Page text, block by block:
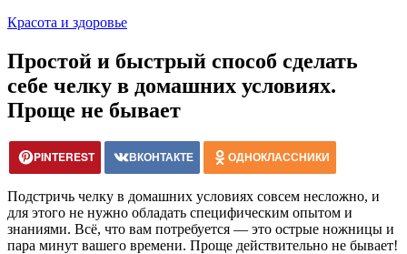
Красота и здоровье
Простой и быстрый способ сделать
себе челку в домашних условиях.
Проще не бывает
PINTEREST ВКОНТАКТЕ ОДНОКЛАССНИКИ
Подстричь челку в домашних условиях совсем несложно, и
для этого не нужно обладать специфическим опытом и
знаниями. Всё, что вам потребуется — это острые ножницы и
пара минут вашего времени. Проще действительно не бывает!